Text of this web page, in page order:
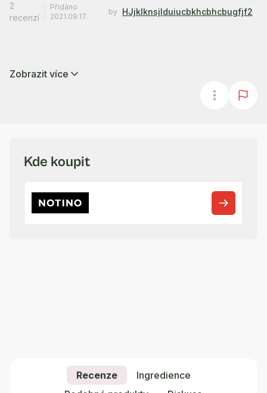
2
recenzí
Přidáno
2021.09.17.
by HJjklknsjlduiucbkhcbhcbugfjf2
Zobrazit více
Kde koupit
Recenze
Ingredience